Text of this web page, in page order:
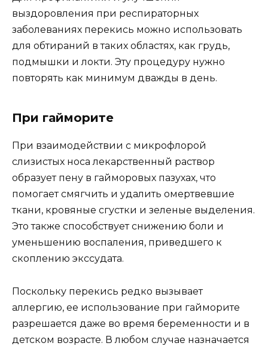
выздоровления при респираторных
заболеваниях перекись можно использовать
для обтираний в таких областях, как грудь,
подмышки и локти. Эту процедуру нужно
повторять как минимум дважды в день.
При гайморите
При взаимодействии с микрофлорой
слизистых носа лекарственный раствор
образует пену в гайморовых пазухах, что
помогает смягчить и удалить омертвевшие
ткани, кровяные сгустки и зеленые выделения.
Это также способствует снижению боли и
уменьшению воспаления, приведшего к
скоплению экссудата.
Поскольку перекись редко вызывает
аллергию, ее использование при гайморите
разрешается даже во время беременности и в
детском возрасте. В любом случае назначается